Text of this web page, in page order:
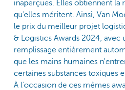
inaperçues. Elles obtiennent la
qu'elles méritent. Ainsi, Van
le prix du meilleur projet
& Logistics Awards 2024, avec
remplissage entièrement
que les mains humaines
certaines substances toxiques
À l’occasion de ces mêmes